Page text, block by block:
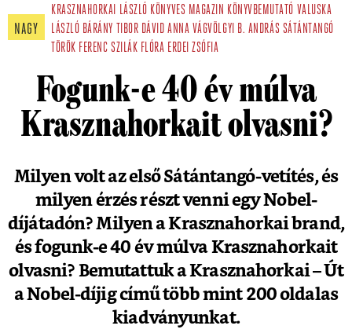
NAGY
KRASZNAHORKAI LÁSZLÓ KÖNYVES MAGAZIN KÖNYVBEMUTATÓ VALUSKA
LÁSZLÓ BÁRÁNY TIBOR DÁVID ANNA VÁGVÖLGYI B. ANDRÁS SÁTÁNTANGÓ
TÖRÖK FERENC SZILÁK FLÓRA ERDEI ZSÓFIA
Fogunk-e 40 év múlva
Krasznahorkait olvasni?
Milyen volt az első Sátántangó-vetítés, és
milyen érzés részt venni egy Nobel-
díjátadón? Milyen a Krasznahorkai brand,
és fogunk-e 40 év múlva Krasznahorkait
olvasni? Bemutattuk a Krasznahorkai – Út
a Nobel-díjig című több mint 200 oldalas
kiadványunkat.